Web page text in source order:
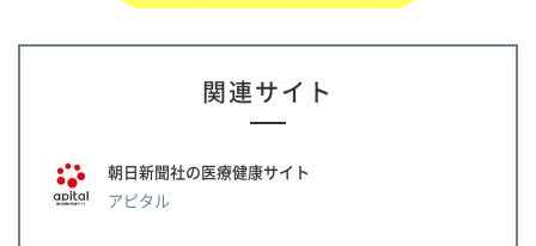
関連サイト
朝日新聞社の医療健康サイト
アピタル